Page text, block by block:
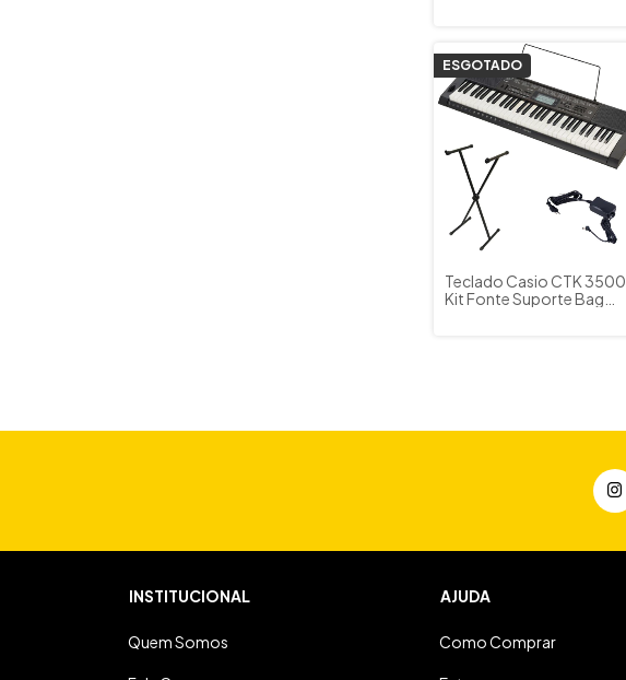
ESGOTADO
Teclado Casio CTK 3500
Kit Fonte Suporte Bag
INSTITUCIONAL
Quem Somos
AJUDA
Como Comprar